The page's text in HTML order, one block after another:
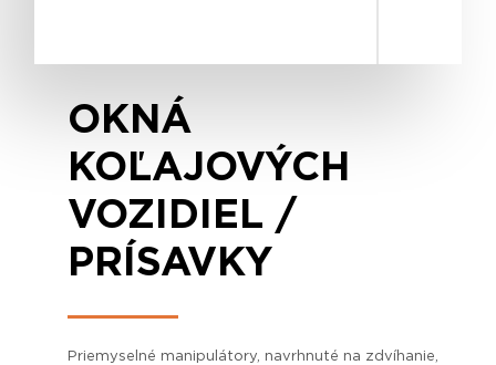
OKNÁ
KOĽAJOVÝCH
VOZIDIEL /
PRÍSAVKY
Priemyselné manipulátory, navrhnuté na zdvíhanie,